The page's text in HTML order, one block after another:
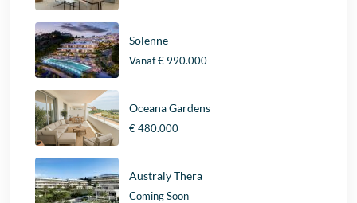
Solenne
Vanaf€ 990.000
Oceana Gardens
€ 480.000
Australy Thera
Coming Soon